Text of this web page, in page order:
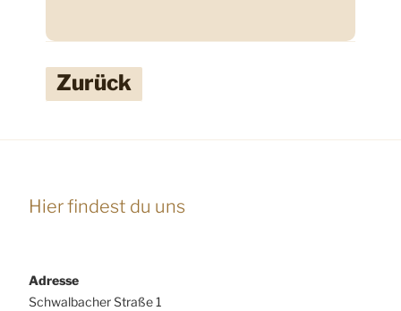
Zurück
Hier findest du uns
Adresse
Schwalbacher Straße 1